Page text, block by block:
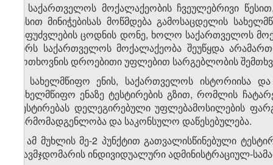
1. საქართველოს მოქალაქეობის ჩვეულებრივი
წესით მინიჭებისას მოწმდება გამოსაცდელის
საფუძვლების ცოდნის დონე, ხოლო საქართველოს
პირს საქართველოს მოქალაქეობა შეუწყდა
მოთხოვნის დროებითი უფლებით სარგებლობის
2. სახელმწიფო ენის, საქართველოს ისტორიისა
სახელმწიფო ენაზე ტესტირების გზით, რომლის
ტესტირებას დელეგირებული უფლებამოსილების
წარმომადგენლობა და საკონსულო დაწესებულება.
3. ამ მუხლის მე-2 პუნქტით გათვალისწინებული
თავმჯდომარის ინდივიდუალური ადმინისტრაციულ-